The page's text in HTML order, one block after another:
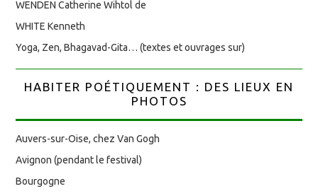
WENDEN Catherine Wihtol de
WHITE Kenneth
Yoga, Zen, Bhagavad-Gita… (textes et ouvrages sur)
HABITER POÉTIQUEMENT : DES LIEUX EN
PHOTOS
Auvers-sur-Oise, chez Van Gogh
Avignon (pendant le festival)
Bourgogne